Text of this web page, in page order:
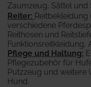
Zaumzeug, Sättel und
Reiter:
verschiedene
Reithosen und
Funktionsreitkleidung,
Pflege und Haltung:
Pflegezubehör für
Putzzeug und weitere
Hund.